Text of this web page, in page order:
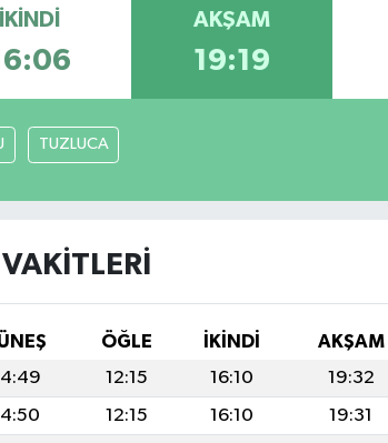
İKINDI AKŞAM
19:19
TUZLUCA
ÖĞLE İKINDI AKŞAM
12:15 16:10 19:32
12:15 16:10 19:31